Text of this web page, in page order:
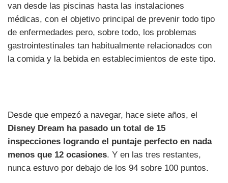
van desde las piscinas hasta las instalaciones
médicas, con el objetivo principal de prevenir todo tipo
de enfermedades pero, sobre todo, los problemas
gastrointestinales tan habitualmente relacionados con
la comida y la bebida en establecimientos de este tipo.
Desde que empezó a navegar, hace siete años, el
Disney Dream ha pasado un total de 15
inspecciones logrando el puntaje perfecto en nada
menos que 12 ocasiones. Y en las tres restantes,
nunca estuvo por debajo de los 94 sobre 100 puntos.